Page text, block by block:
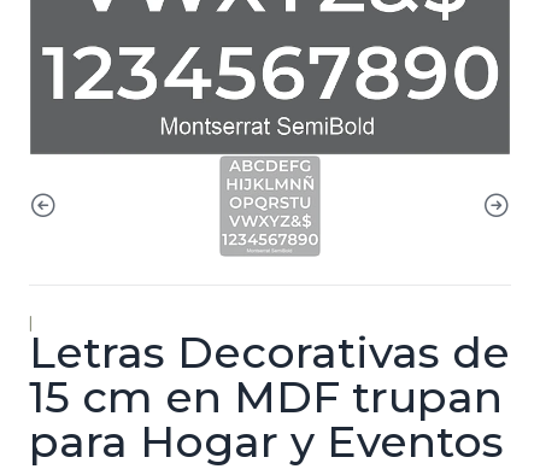
|
Letras Decorativas de
15 cm en MDF trupan
para Hogar y Eventos